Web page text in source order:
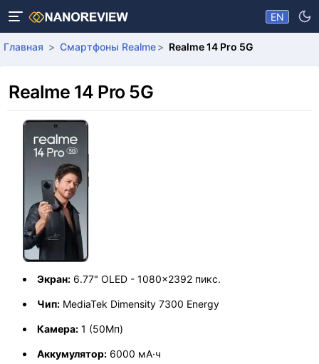
EN
Главная Смартфоны Realme Realme 14 Pro 5G
Realme 14 Pro 5G
Экран: 6.77" OLED - 1080x2392 пикс.
Чип: MediaTek Dimensity 7300 Energy
Камера: 1 (50Мп)
Аккумулятор: 6000 мА·ч